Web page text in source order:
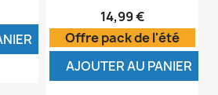
14,99 €
Offre pack de l'été
AJOUTER AU PANIER